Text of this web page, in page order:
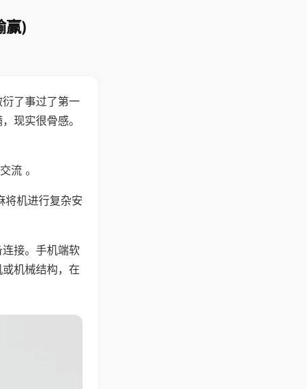
赢)
了事过了第一
现实很骨感。
流 。
将机进行复杂安
接。手机端软
机械结构，在